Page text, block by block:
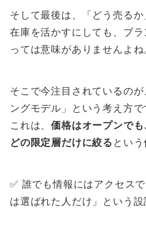
そして最後は、「どう売るか
在庫を活かすにしても、ブ
っては意味がありませんよね
そこで今注目されているの
ングモデル」という考え方で
これは、価格はオープンで
どの限定層だけに絞る という
✅ 誰でも情報にはアクセス
は選ばれた人だけ」という設